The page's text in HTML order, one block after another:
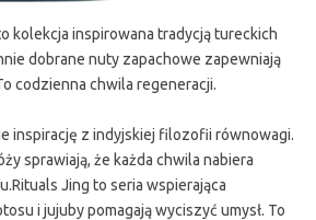
kolekcja inspirowana tradycją tureckich
dobrane nuty zapachowe zapewniają
codzienna chwila regeneracji.
inspirację z indyjskiej filozofii równowagi.
sprawiają, że każda chwila nabiera
Jing to seria wspierająca
i jujuby pomagają wyciszyć umysł. To